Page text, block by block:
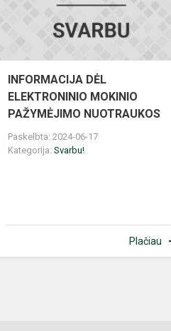
INFORMACIJA DĖL
ELEKTRONINIO MOKINIO
PAŽYMĖJIMO NUOTRAUKOS
Paskelbta: 2024-06-17
Kategorija:Svarbu!
Plačiau